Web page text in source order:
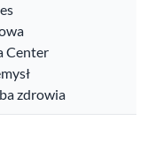
Center
zdrowia